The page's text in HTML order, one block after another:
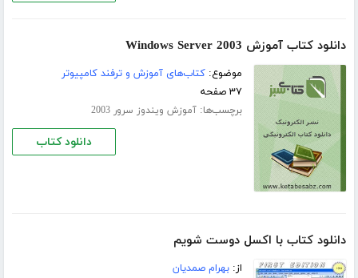
دانلود کتاب آموزش Windows Server 2003
موضوع:کتاب‌های آموزش و ترفند کامپیوتر
۳۷ صفحه
برچسب‌ها:آموزش ویندوز سرور 2003
دانلود کتاب
دانلود کتاب با اکسل دوست شویم
از:بهرام صمدیان